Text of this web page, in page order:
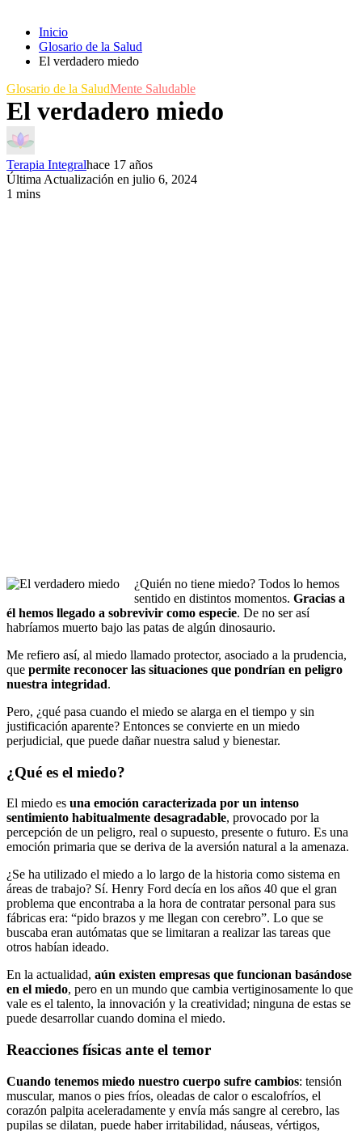
Inicio
Glosario de la Salud
El verdadero miedo
Glosario de la SaludMente Saludable
El verdadero miedo
Terapia Integralhace 17 años
Última Actualización en julio 6, 2024
1 mins
¿Quién no tiene miedo? Todos lo hemos
sentido en distintos momentos. Gracias a
él hemos llegado a sobrevivir como especie. De no ser así
habríamos muerto bajo las patas de algún dinosaurio.
Me refiero así, al miedo llamado protector, asociado a la prudencia,
que permite reconocer las situaciones que pondrían en peligro
nuestra integridad.
Pero, ¿qué pasa cuando el miedo se alarga en el tiempo y sin
justificación aparente? Entonces se convierte en un miedo
perjudicial, que puede dañar nuestra salud y bienestar.
¿Qué es el miedo?
El miedo es una emoción caracterizada por un intenso
sentimiento habitualmente desagradable, provocado por la
percepción de un peligro, real o supuesto, presente o futuro. Es una
emoción primaria que se deriva de la aversión natural a la amenaza.
¿Se ha utilizado el miedo a lo largo de la historia como sistema en
áreas de trabajo? Sí. Henry Ford decía en los años 40 que el gran
problema que encontraba a la hora de contratar personal para sus
fábricas era: “pido brazos y me llegan con cerebro”. Lo que se
buscaba eran autómatas que se limitaran a realizar las tareas que
otros habían ideado.
En la actualidad, aún existen empresas que funcionan basándose
en el miedo, pero en un mundo que cambia vertiginosamente lo que
vale es el talento, la innovación y la creatividad; ninguna de estas se
puede desarrollar cuando domina el miedo.
Reacciones físicas ante el temor
Cuando tenemos miedo nuestro cuerpo sufre cambios: tensión
muscular, manos o pies fríos, oleadas de calor o escalofríos, el
corazón palpita aceleradamente y envía más sangre al cerebro, las
pupilas se dilatan, puede haber irritabilidad, náuseas, vértigos,